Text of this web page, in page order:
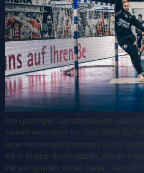
Am gestrigen Samstagabend stand
zweite Heimspiel im Jahr 2025 auf
einer nervenaufreibenden Partie
WHV knapp durchsetzen, woran
Person großen Anteil hatte. Jedoch